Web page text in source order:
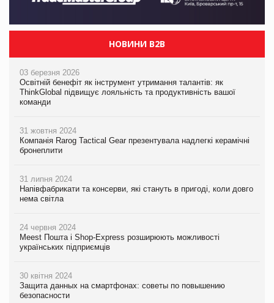
НОВИНИ B2B
03 березня 2026
Освітній бенефіт як інструмент утримання талантів: як
ThinkGlobal підвищує лояльність та продуктивність вашої
команди
31 жовтня 2024
Компанія Rarog Tactical Gear презентувала надлегкі керамічні
бронеплити
31 липня 2024
Напівфабрикати та консерви, які стануть в пригоді, коли довго
нема світла
24 червня 2024
Meest Пошта і Shop-Express розширюють можливості
українських підприємців
30 квітня 2024
Защита данных на смартфонах: советы по повышению
безопасности